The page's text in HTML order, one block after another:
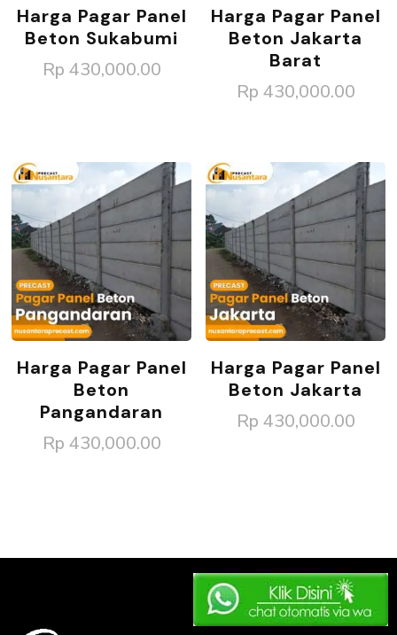
Harga Pagar Panel
Beton Sukabumi
Rp 430,000.00
Harga Pagar Panel
Beton Jakarta
Barat
Rp 430,000.00
Harga Pagar Panel
Beton
Pangandaran
Rp 430,000.00
Harga Pagar Panel
Beton Jakarta
Rp 430,000.00